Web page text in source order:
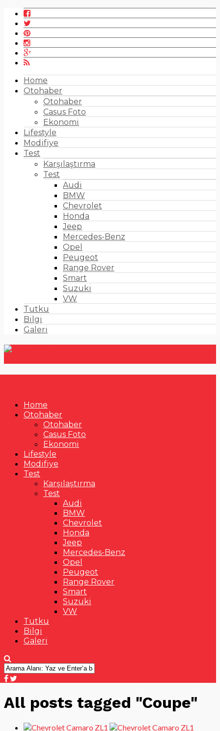
Home
Otohaber
Otohaber
Casus Foto
Ekonomi
Lifestyle
Modifiye
Test
Karşılaştırma
Test
Audi
BMW
Chevrolet
Honda
Jeep
Mercedes-Benz
Opel
Peugeot
Range Rover
Smart
Suzuki
VW
Tutku
Bilgi
Galeri
Home
Otohaber
Otohaber
Casus Foto
Ekonomi
Lifestyle
Modifiye
Test
Karşılaştırma
Test
Audi
BMW
Chevrolet
Honda
Jeep
Mercedes-Benz
Opel
Peugeot
Range Rover
Smart
Suzuki
VW
Tutku
Bilgi
Galeri
All posts tagged "Coupe"